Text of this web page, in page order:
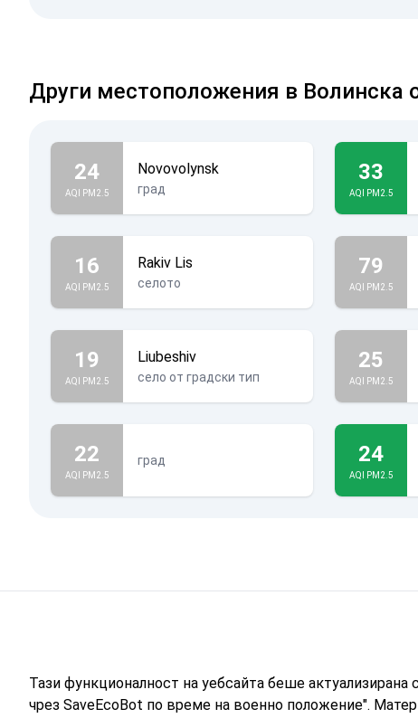
Други местоположения в Волинска
24
AQI PM2.5
Novovolynsk
град
33
AQI PM2.5
16
AQI PM2.5
Rakiv Lis
селото
79
AQI PM2.5
19
AQI PM2.5
Liubeshiv
село от градски тип
25
AQI PM2.5
22
AQI PM2.5
град 24
AQI PM2.5
Тази функционалност на уебсайта беше
чрез SaveEcoBot по време на военно положение".